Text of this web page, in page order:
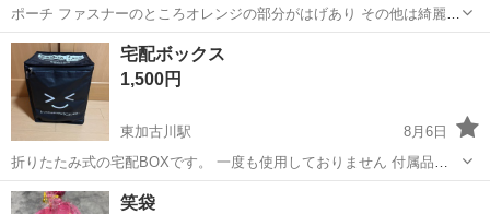
ポーチ ファスナーのところオレンジの部分がはげあり その他は綺麗で
す兵庫 加古川市 その他
宅配ボックス
1,500円
東加古川駅
8月6日
折りたたみ式の宅配BOXです。 一度も使用しておりません 付属品は
手袋以外揃っています
兵庫 加古川市
笑袋